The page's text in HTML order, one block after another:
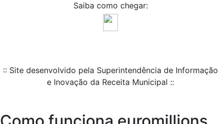
Saiba como chegar:
:: Site desenvolvido pela Superintendência de Informação
e Inovação da Receita Municipal ::